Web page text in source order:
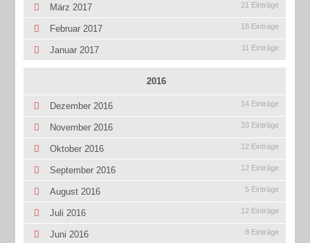
März 2017 21 Einträge
Februar 2017 18 Einträge
Januar 2017 11 Einträge
2016
Dezember 2016 14 Einträge
November 2016 33 Einträge
Oktober 2016 12 Einträge
September 2016 12 Einträge
August 2016 5 Einträge
Juli 2016 12 Einträge
Juni 2016 8 Einträge